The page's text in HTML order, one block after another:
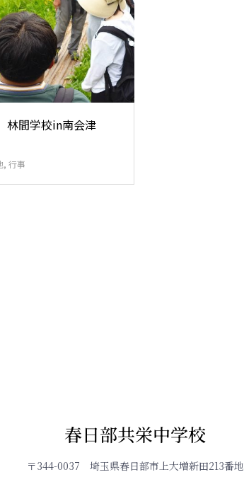
間学校in南会津
, 行事
春日部共栄中学校
〒344-0037 埼玉県春日部市上大増新田213番地